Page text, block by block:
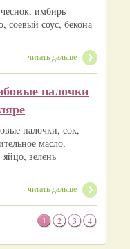
имбирь
соевый соус, бекона
читать дальше
палочки
палочки, сок,
масло,
зелень
читать дальше
1 2 3 4